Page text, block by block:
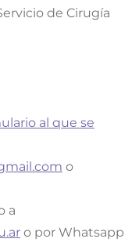
de Cirugía
al que se
o
a
o por Whatsapp